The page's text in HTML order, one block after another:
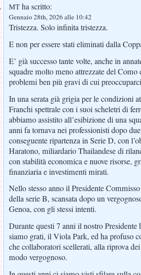
MT ha scritto:
Gennaio 28th, 2026 alle 10:42
Tristezza. Solo infinita tristezza.
E non per essere stati eliminati dalla
E’ già successo tante volte, anche in
squadre molto meno attrezzate del Como
problemi ben più gravi di cui
In una serata già grigia per le condizioni
Franchi spettrale con i suoi scheletri di
abbiamo assistito all’esibizione di una
anni fa tornava nei professionisti dopo
conseguente ripartenza in Serie D, con
Haratono, miliardario Thailandese di
con stabilità economica e nuove risorse,
finanziaria e investimenti mirati.
Nello stesso anno il Presidente
della serie B, scansata dopo un
Genoa, con gli stessi intenti.
Durante questi 7 anni il nostro
siamo grati, il Viola Park, ed ha profuso
che collaboratori scellerati, alla riprova
modo vergognoso.